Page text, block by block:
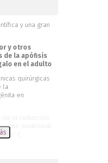
y una gran
y otros
de la apófisis
en el adulto
quirúrgicas
la
en
de la reducción
sindesmal
C